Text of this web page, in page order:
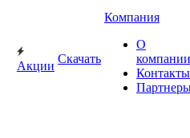
Акции
Скачать
Компания
О
компании
Контакты